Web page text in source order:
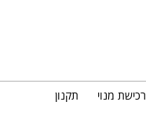
תקנון רכישת מנוי